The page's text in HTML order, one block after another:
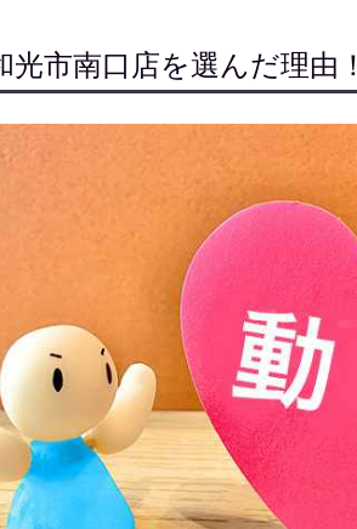
光市南口店を選んだ理由！